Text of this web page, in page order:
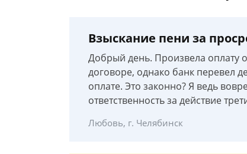
Взыскание пени за
Добрый день. Произвела оплату
договоре, однако банк перевел
оплате. Это законно? Я ведь
ответственность за действие
Любовь, г. Челябинск